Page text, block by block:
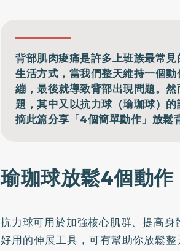
背部肌肉痠痛是許多上班族最常
生活方式，當我們整天維持一個
繃，最後就導致背部出現問題。
題，其中又以抗力球（瑜珈球）
摘此篇分享「4個簡單動作」放鬆
瑜珈球放鬆4個動作
抗力球可用於加強核心肌群、提高
好用的伸展工具，可有幫助你放鬆